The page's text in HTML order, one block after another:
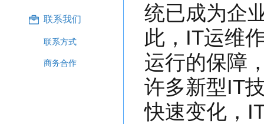
联系我们
联系方式
商务合作
统已成为企
此，IT运维
运行的保障
许多新型IT
快速变化，